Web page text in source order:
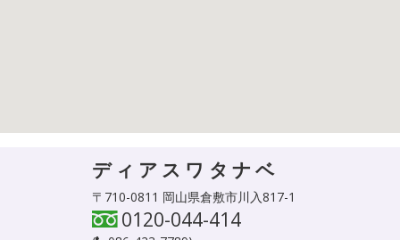
ディアスワタナベ
〒710-0811 岡山県倉敷市川入817-1
0120-044-414